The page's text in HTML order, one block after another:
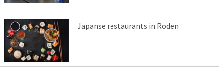
Japanse restaurants in Roden